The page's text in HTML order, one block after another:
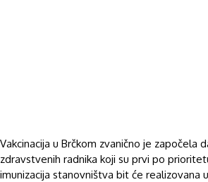
Vakcinacija u Brčkom zvanično je započela
zdravstvenih radnika koji su prvi po
imunizacija stanovništva bit će realizovana